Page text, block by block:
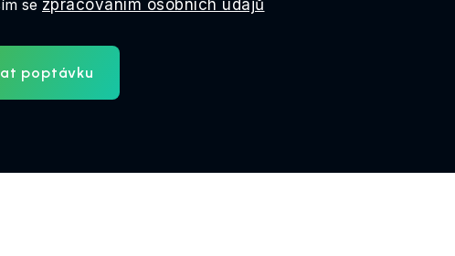
se zpracováním osobních údajů
poptávku